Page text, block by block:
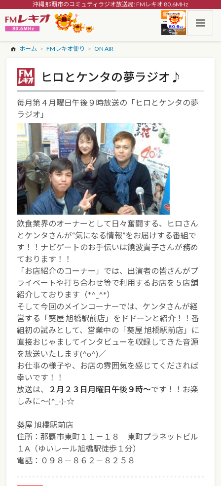
沖縄 那覇市のコミュティラジオ放送局: FMレキオ 80.6MHz
ホーム FMレキオ便り ON AIR
ヒロとケンタの夢ラジオ♪
毎月第４月曜日午後９時放送の「ヒロとケンタの夢
ラジオ」
飲食業界のオーナーとして日々奮闘する、ヒロさん
とケンタさんが“気になる情報”をお届けする番組で
す！！ナビゲートのお手伝いは饒波貴子さんが務め
ております！！
「お店紹介のコーナー」では、出演者の皆さんがプ
ライベートや打ち合わせ等で利用するお店を５店舗
紹介しております（*^_^*）
そして今回のメインコーナーでは、ケンタさんが経
営する「葵屋 旭橋駅前店」をドドーンと紹介！！番
組初の試みとして、営業中の「葵屋 旭橋駅前店」に
直接おじゃましてインタビューを収録してきた音源
を放送いたします(^o^)／
お仕事の様子や、お店の雰囲気を感じてくだされば
幸いです！！
放送は、
２月２３日月曜日午後９時～です！！お楽
しみに～(^_-)-☆
葵屋 旭橋駅前店
住所：那覇市東町１１－１８ 東町プラネットビル
１A（ゆいレール旭橋駅徒歩１分）
電話：０９８－８６２－８２５８